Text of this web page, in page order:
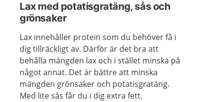
Lax med potatisgratäng, sås och
grönsaker
Lax innehåller protein som du behöver få i
dig tillräckligt av. Därför är det bra att
behålla mängden lax och i stället minska på
något annat. Det är bättre att minska
mängden grönsaker och potatisgratäng.
Med lite sås får du i dig extra fett.